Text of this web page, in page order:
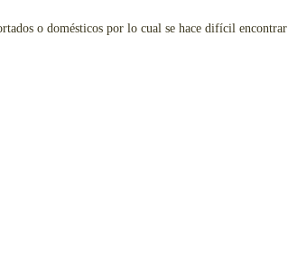
o domésticos por lo cual se hace difícil encontrar